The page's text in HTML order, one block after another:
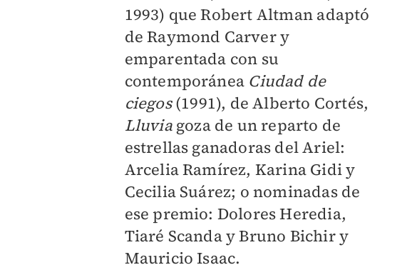
1993) que Robert Altman adaptó
de Raymond Carver y
emparentada con su
contemporánea Ciudad de
ciegos(1991), de Alberto Cortés,
Lluviagoza de un reparto de
estrellas ganadoras del Ariel:
Arcelia Ramírez, Karina Gidi y
Cecilia Suárez; o nominadas de
ese premio: Dolores Heredia,
Tiaré Scanda y Bruno Bichir y
Mauricio Isaac.